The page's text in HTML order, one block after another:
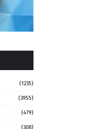
(1235)
(3955)
(479)
(308)